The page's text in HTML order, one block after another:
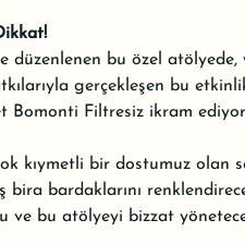
bu özel atölyede,
gerçekleşen bu
Bomonti Filtresiz ikram
kıymetli bir dostumuz olan
bira bardaklarını
ve bu atölyeyi bizzat